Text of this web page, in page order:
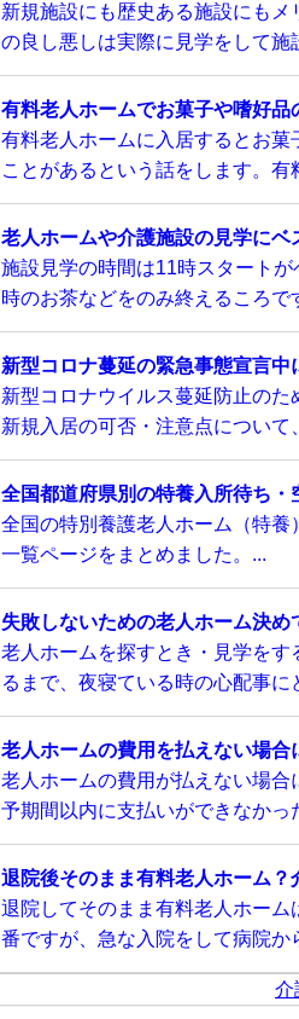
新規施設にも歴史ある施設にも
の良し悪しは実際に見学をして
有料老人ホームでお菓子や嗜好品
有料老人ホームに入居するとお
ことがあるという話をします。
老人ホームや介護施設の見学にベ
施設見学の時間は11時スタート
時のお茶などをのみ終えるころで
新型コロナ蔓延の緊急事態宣言
新型コロナウイルス蔓延防止の
新規入居の可否・注意点につい
全国都道府県別の特養入所待ち・
全国の特別養護老人ホーム（特
一覧ページをまとめました。...
失敗しないための老人ホーム決
老人ホームを探すとき・見学を
るまで、夜寝ている時の心配事
老人ホームの費用を払えない場
老人ホームの費用が払えない場
予期間以内に支払いができなか
退院後そのまま有料老人ホーム？
退院してそのまま有料老人ホー
番ですが、急な入院をして病院
介